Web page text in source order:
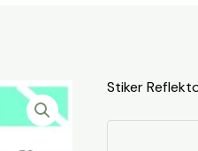
Stiker